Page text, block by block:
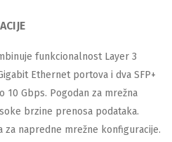
funkcionalnost Layer 3
Ethernet portova i dva SFP+
Gbps. Pogodan za mrežna
brzine prenosa podataka.
za napredne mrežne konfiguracije.